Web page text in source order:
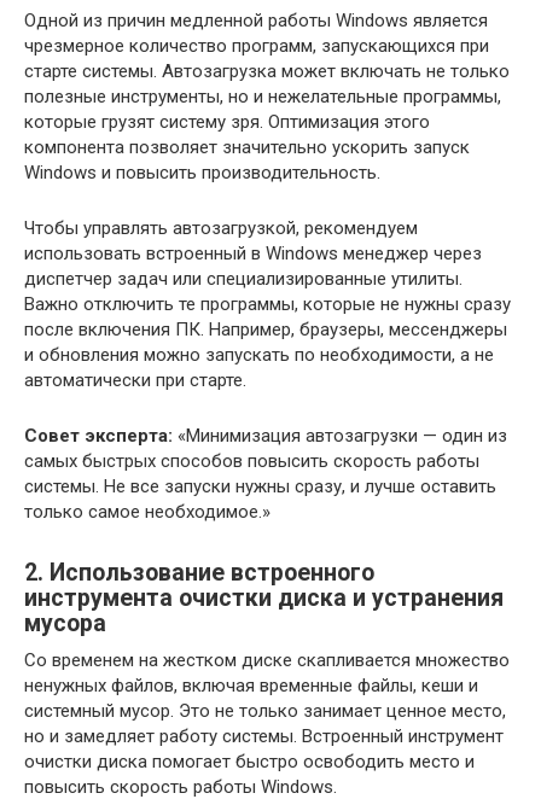
Одной из причин медленной работы Windows является
чрезмерное количество программ, запускающихся при
старте системы. Автозагрузка может включать не только
полезные инструменты, но и нежелательные программы,
которые грузят систему зря. Оптимизация этого
компонента позволяет значительно ускорить запуск
Windows и повысить производительность.
Чтобы управлять автозагрузкой, рекомендуем
использовать встроенный в Windows менеджер через
диспетчер задач или специализированные утилиты.
Важно отключить те программы, которые не нужны сразу
после включения ПК. Например, браузеры, мессенджеры
и обновления можно запускать по необходимости, а не
автоматически при старте.
Совет эксперта: «Минимизация автозагрузки — один из
самых быстрых способов повысить скорость работы
системы. Не все запуски нужны сразу, и лучше оставить
только самое необходимое.»
2. Использование встроенного
инструмента очистки диска и устранения
мусора
Со временем на жестком диске скапливается множество
ненужных файлов, включая временные файлы, кеши и
системный мусор. Это не только занимает ценное место,
но и замедляет работу системы. Встроенный инструмент
очистки диска помогает быстро освободить место и
повысить скорость работы Windows.